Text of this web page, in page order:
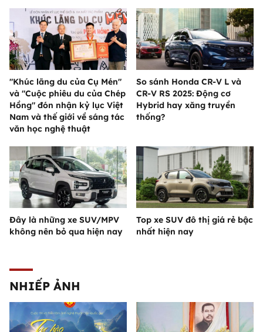
"Khúc lãng du của Cụ Mén"
và "Cuộc phiêu du của Chép
Hồng" đón nhận kỷ lục Việt
Nam và thế giới về sáng tác
văn học nghệ thuật
So sánh Honda CR-V L và
CR-V RS 2025: Động cơ
Hybrid hay xăng truyền
thống?
Đây là những xe SUV/MPV
không nên bỏ qua hiện nay
Top xe SUV đô thị giá rẻ bậc
nhất hiện nay
NHIẾP ẢNH